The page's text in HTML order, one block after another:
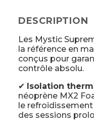
DESCRIPTION
Les Mystic
la référence en
conçus pour
contrôle absolu.
✔ Isolation
néoprène MX2
le
des sessions